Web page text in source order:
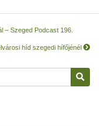
– Szeged Podcast 196.
híd szegedi hífőjénél